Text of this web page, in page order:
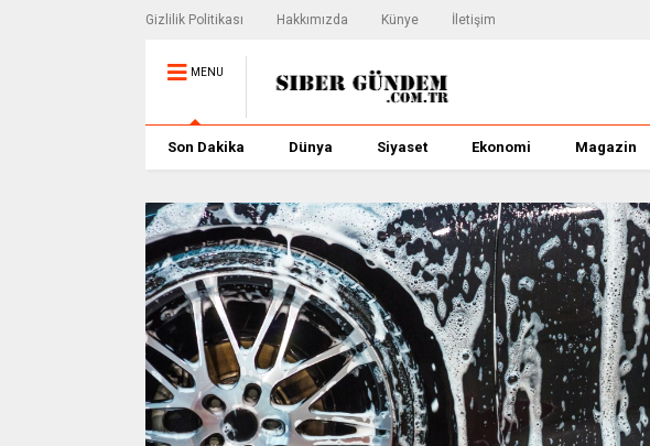
Gizlilik Politikası Hakkımızda Künye İletişim
MENU
Son Dakika Dünya Siyaset Ekonomi Magazin